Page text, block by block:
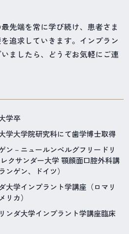
先端を常に学び続け、患者さま
追求していきます。インプラン
ましたら、どうぞお気軽にご連
学卒
学大学院研究科にて歯学博士取得
ン－ニュールンベルグフリードリ
クサンダー大学 顎顔面口腔外科講
ンゲン、ドイツ）
大学インプラント学講座（ロマリ
リカ）
ンダ大学インプラント学講座臨床